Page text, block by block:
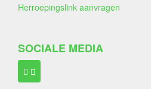
Herroepingslink aanvragen
SOCIALE MEDIA